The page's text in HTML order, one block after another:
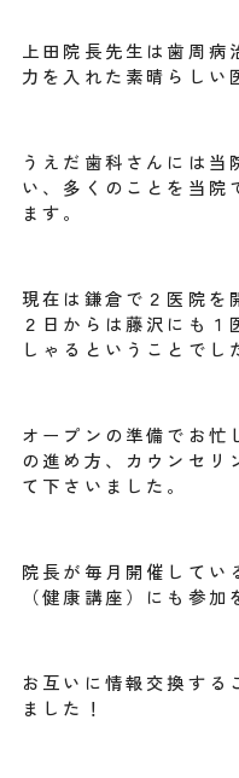
上田院長先生は歯周病
力を入れた素晴らしい
うえだ歯科さんには当
い、多くのことを当院
ます。
現在は鎌倉で２医院を
２日からは藤沢にも１
しゃるということでし
オープンの準備でお忙
の進め方、カウンセリ
て下さいました。
院長が毎月開催してい
（健康講座）にも参加
お互いに情報交換する
ました！